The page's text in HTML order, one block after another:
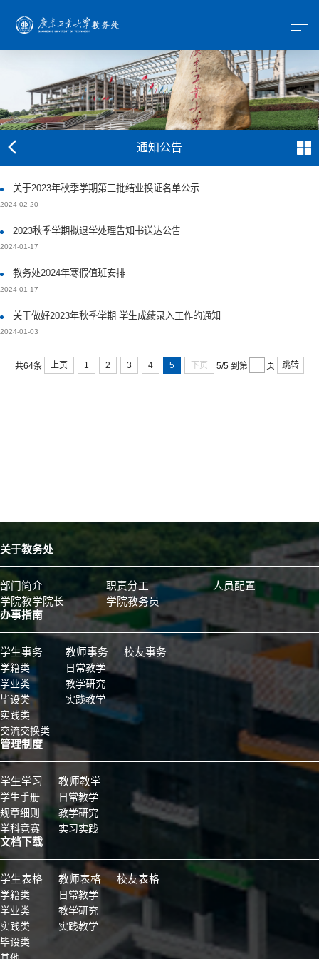
通知公告
关于2023年秋季学期第三批结业换证名单公示
2024-02-20
2023秋季学期拟退学处理告知书送达公告
2024-01-17
教务处2024年寒假值班安排
2024-01-17
关于做好2023年秋季学期 学生成绩录入工作的通知
2024-01-03
共64条 上页 1 2 3 4 5 下页 5/5 到第 页 跳转
关于教务处
部门简介 职责分工
人员配置
学院教学院长
学院教务员
办事指南
学生事务
学籍类
学业类
毕设类
实践类
交流交换类
教师事务
日常教学
教学研究
实践教学
校友事务
管理制度
学生学习
学生手册
规章细则
学科竞赛
教师教学
日常教学
教学研究
实习实践
文档下载
学生表格
学籍类
学业类
实践类
毕设类
教师表格
日常教学
教学研究
实践教学
校友表格